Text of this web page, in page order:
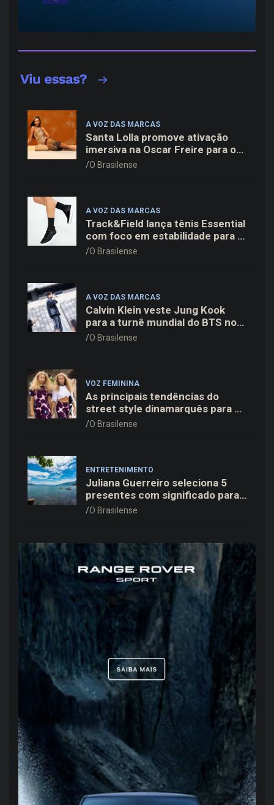
A VOZ DAS MARCAS
Santa Lolla promove ativação
imersiva na Oscar Freire para o
lançamento da coleção Verão 27
O Brasilense
A VOZ DAS MARCAS
Track&Field lança tênis Essential
com foco em estabilidade para a
rotina de treinos
O Brasilense
A VOZ DAS MARCAS
Calvin Klein veste Jung Kook
para a turnê mundial do BTS nos
Estados Unidos
O Brasilense
VOZ FEMININA
As principais tendências do
street style dinamarquês para a
temporada
O Brasilense
ENTRETENIMENTO
Juliana Guerreiro seleciona 5
presentes com significado para
o Dia dos Pais
O Brasilense